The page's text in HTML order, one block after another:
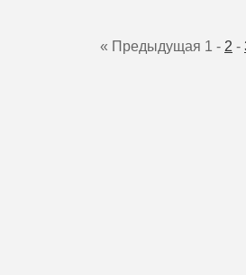
« Предыдущая 1 - 2 -